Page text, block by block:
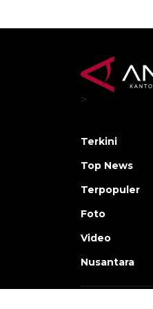
>
Terkini
Top News
Terpopuler
Foto
Video
Nusantara